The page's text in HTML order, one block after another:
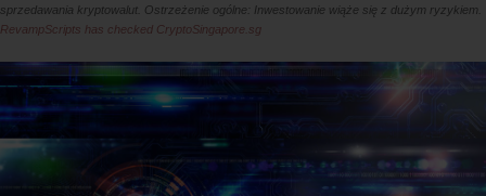
sprzedawania kryptowalut. Ostrzeżenie ogólne: Inwestowanie wiąże się z dużym ryzykiem.
RevampScripts has checked CryptoSingapore.sg